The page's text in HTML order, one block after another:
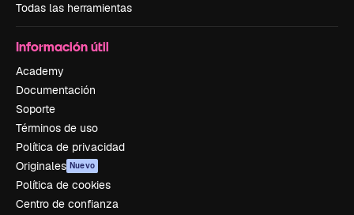
Todas las herramientas
Información útil
Academy
Documentación
Soporte
Términos de uso
Política de privacidad
Originales Nuevo
Política de cookies
Centro de confianza